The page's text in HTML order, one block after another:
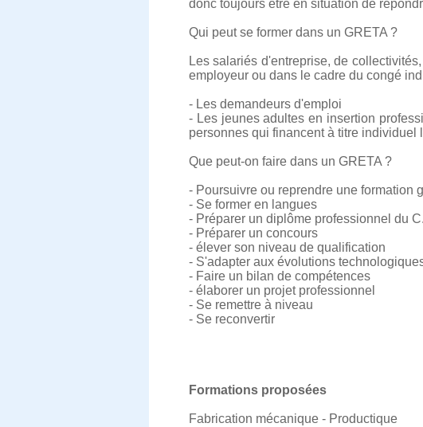
donc toujours être en situation de
Qui peut se former dans un GRETA ?
Les salariés d'entreprise, de
employeur ou dans le cadre du congé
- Les demandeurs d'emploi
- Les jeunes adultes en insertion
personnes qui financent à titre individuel
Que peut-on faire dans un GRETA ?
- Poursuivre ou reprendre une formation
- Se former en langues
- Préparer un diplôme professionnel du
- Préparer un concours
- élever son niveau de qualification
- S'adapter aux évolutions
- Faire un bilan de compétences
- élaborer un projet professionnel
- Se remettre à niveau
- Se reconvertir
Formations proposées
Fabrication mécanique - Productique